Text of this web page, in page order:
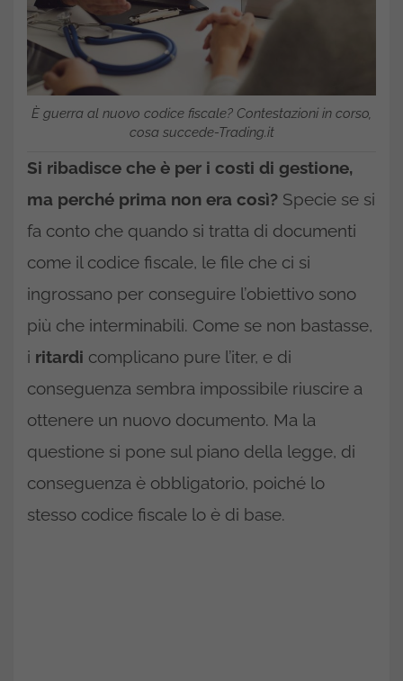
È guerra al nuovo codice fiscale? Contestazioni in corso,
cosa succede-Trading.it
Si ribadisce che è per i costi di gestione,
ma perché prima non era così? Specie se si
fa conto che quando si tratta di documenti
come il codice fiscale, le file che ci si
ingrossano per conseguire l’obiettivo sono
più che interminabili. Come se non bastasse,
i ritardi complicano pure l’iter, e di
conseguenza sembra impossibile riuscire a
ottenere un nuovo documento. Ma la
questione si pone sul piano della legge, di
conseguenza è obbligatorio, poiché lo
stesso codice fiscale lo è di base.